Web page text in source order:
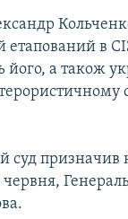
етапований в
а також
суд призначив
червня,